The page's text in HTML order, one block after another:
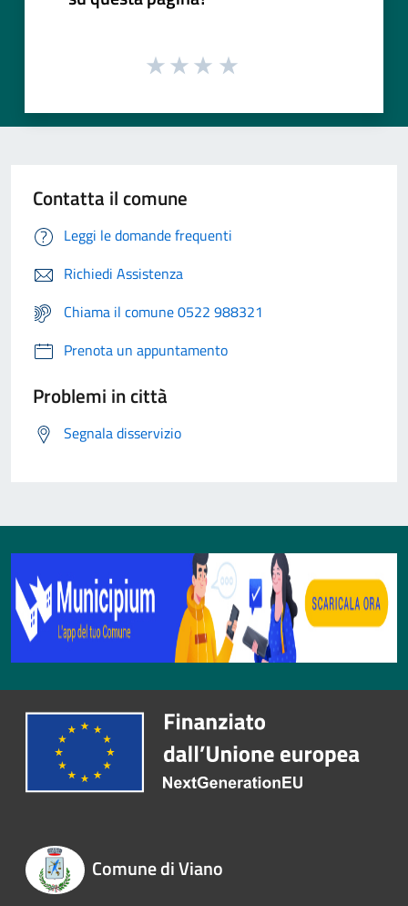
Contatta il comune
Leggi le domande frequenti
Richiedi Assistenza
Chiama il comune 0522 988321
Prenota un appuntamento
Problemi in città
Segnala disservizio
Comune di Viano